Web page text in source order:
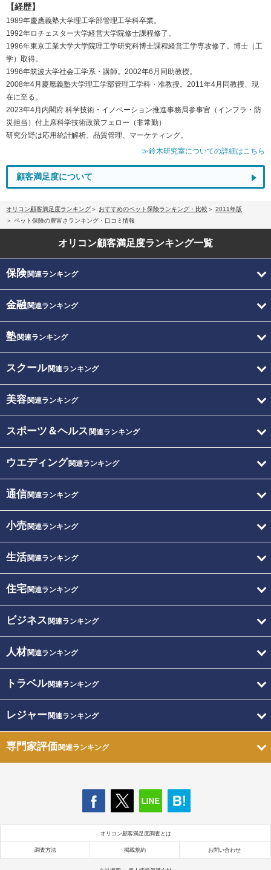
【経歴】
1989年慶應義塾大学理工学部管理工学科卒業。
1992年ロチェスター大学経営大学院修士課程修了。
1996年東京工業大学大学院理工学研究科博士課程経営工学専攻修了。博士（工
学）取得。
1996年筑波大学社会工学系・講師。2002年6月同助教授。
2008年4月慶應義塾大学理工学部管理工学科・准教授。2011年4月同教授、現
在に至る。
2023年4月内閣府 科学技術・イノベーション推進事務局参事官（インフラ・防
災担当）付上席科学技術政策フェロー（非常勤）
研究分野は応用統計解析、品質管理、マーケティング。
≫鈴木研究室についての詳細はこちら
顧客満足度について
オリコン顧客満足度ランキング おすすめのペット保険ランキング・比較
2011年版
ペット保険の豊富さランキング・口コミ情報
オリコン顧客満足度ランキング一覧
保険関連ランキング
金融関連ランキング
塾関連ランキング
スクール関連ランキング
美容関連ランキング
スポーツ＆ヘルス 関連ランキング
ウエディング関連ランキング
通信関連ランキング
小売関連ランキング
生活関連ランキング
住宅関連ランキング
ビジネス 関連ランキング
人材関連ランキング
トラベル関連ランキング
レジャー関連ランキング
専門家評価関連ランキング
オリコン顧客満足度調査とは
調査方法 掲載規約 お問い合わせ